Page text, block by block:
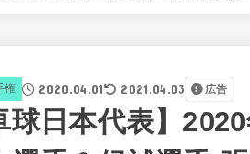
権 2020.04.01 2021.04.03 広告
球日本代表】